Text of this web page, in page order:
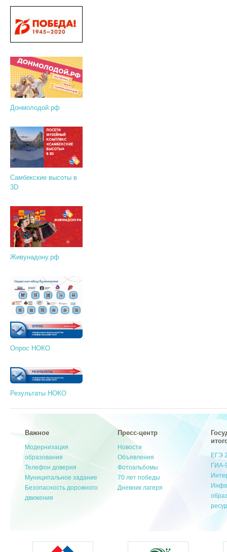
Донмолодой.рф
Самбекские высоты в
3D
Живунадону.рф
Опрос НОКО
Результаты НОКО
Важное
Модернизация
образования
Телефон доверия
Муниципальное задание
Безопасность дорожного
движения
Пресс-центр
Новости
Объявления
Фотоальбомы
70 лет победы
Дневник лагеря
ЕГЭ
ГИА-